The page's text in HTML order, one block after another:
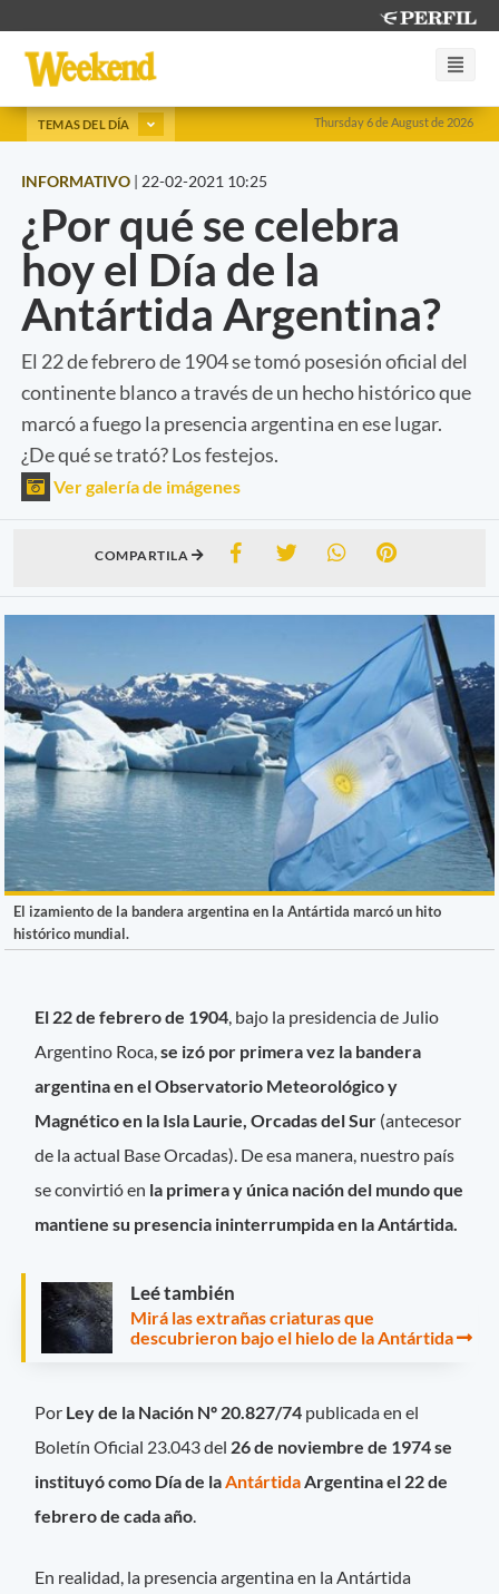
Thursday 6 de August de 2026
TEMAS DEL DÍA
INFORMATIVO | 22-02-2021 10:25
¿Por qué se celebra
hoy el Día de la
Antártida Argentina?
El 22 de febrero de 1904 se tomó posesión oficial del
continente blanco a través de un hecho histórico que
marcó a fuego la presencia argentina en ese lugar.
¿De qué se trató? Los festejos.
Ver galería de imágenes
COMPARTILA
El izamiento de la bandera argentina en la Antártida marcó un hito
histórico mundial.
El 22 de febrero de 1904 , bajo la presidencia de Julio
Argentino Roca,se izó por primera vez la bandera
argentina en el Observatorio Meteorológico y
Magnético en la Isla Laurie, Orcadas del Sur (antecesor
de la actual Base Orcadas). De esa manera, nuestro país
se convirtió en la primera y única nación del mundo que
mantiene su presencia ininterrumpida en la Antártida.
Leé también
Mirá las extrañas criaturas que
descubrieron bajo el hielo de la Antártida
Por Ley de la Nación Nº 20.827/74 publicada en el
Boletín Oficial 23.043 del 26 de noviembre de 1974 se
instituyó como Día de laAntártidaArgentina el 22 de
febrero de cada año.
En realidad, la presencia argentina en la Antártida